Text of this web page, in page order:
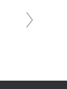
Parce qu'ils sont